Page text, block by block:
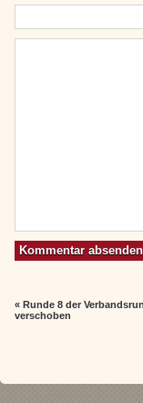
« Runde 8 der
verschoben